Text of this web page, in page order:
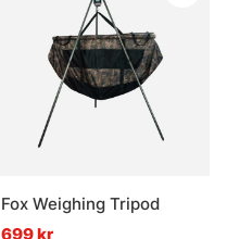
Fox Weighing Tripod
699 kr